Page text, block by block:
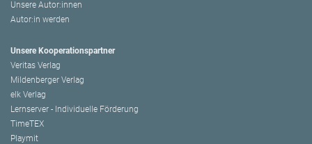
Unsere Autor:innen
Autor:in werden
Unsere Kooperationspartner
Veritas Verlag
Mildenberger Verlag
elk Verlag
Lernserver - Individuelle Förderung
TimeTEX
Playmit